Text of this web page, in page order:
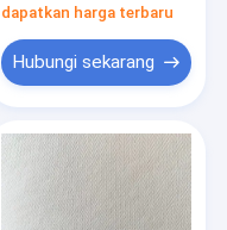
dapatkan harga terbaru
Hubungi sekarang